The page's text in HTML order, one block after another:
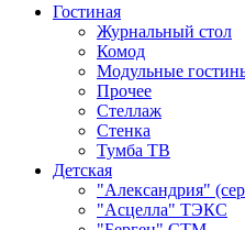
Гостиная
Журнальный стол
Комод
Модульные
Прочее
Стеллаж
Стенка
Тумба ТВ
Детская
"Александрия"
"Асцелла" ТЭКС